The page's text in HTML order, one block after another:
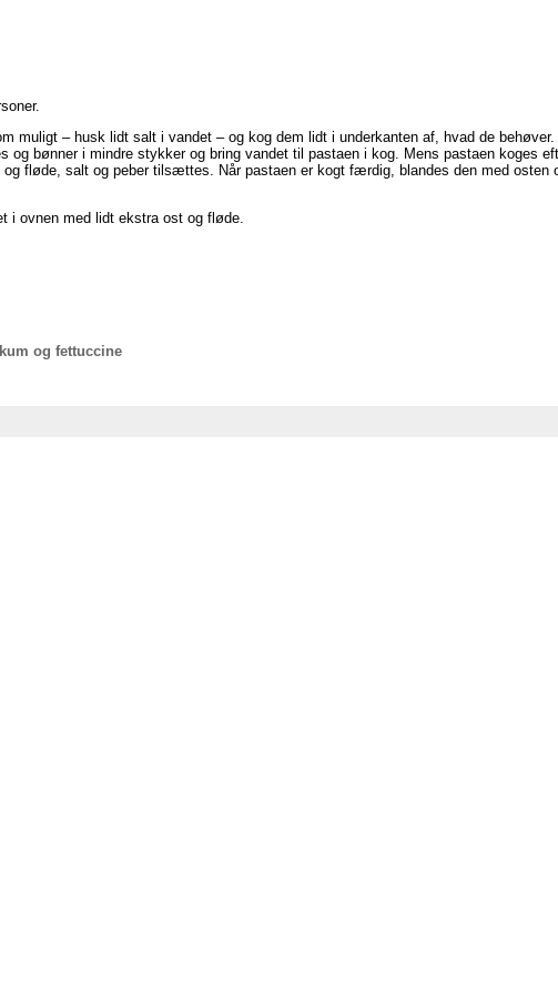
muligt – husk lidt salt i vandet – og kog dem lidt i underkanten af, hvad de
bønner i mindre stykker og bring vandet til pastaen i kog. Mens pastaen koges
fløde, salt og peber tilsættes. Når pastaen er kogt færdig, blandes den med osten
i ovnen med lidt ekstra ost og fløde.
og fettuccine